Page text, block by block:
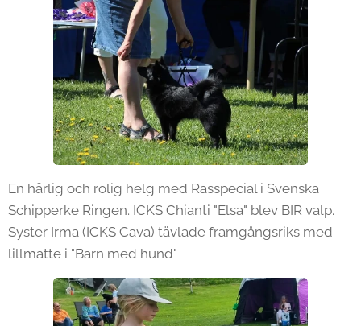
En härlig och rolig helg med Rasspecial i Svenska
Schipperke Ringen. ICKS Chianti "Elsa" blev BIR valp.
Syster Irma (ICKS Cava) tävlade framgångsriks med
lillmatte i "Barn med hund"